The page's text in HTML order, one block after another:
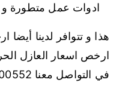
ادوات عمل متطورة و
هذا و تتوافر لدينا أيضا
ارخص اسعار العازل
في التواصل معنا 66400552 فنحن بانتظاركم.